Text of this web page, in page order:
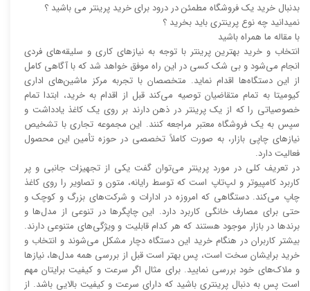
بدنبال خرید یک فروشگاه مطمئن در درود برای خرید پرینتر می باشید ؟
نمیدانید چه نوع پرینتری باید بخرید ؟
با مقاله ما همراه باشید
انتخاب و خرید بهترین پرینتر با توجه به نیاز‌‌های کاری و سلیقه‌های فردی
انجام می‌شود و بی شک کسی در این راه موفق خواهد شد که با آگاهی کامل
از این دستگاه‌ها اقدام نماید. متخصصان با تجربه مرکز ماشین‌های اداری
کیومیتا به تمام متقاضیان توصیه می‌کند قبل از اقدام به خرید، ابتدا تمام
خصوصیاتی را که از یک پرینتر در ذهن دارند بر روی یک کاغذ یادداشت و
سپس به یک فروشگاه معتبر مراجعه کنند. این مجموعه تجاری با تشخیص
نیاز‌‌های چاپی بازار، به صورت کاملاً تخصصی در حوزه تأمین این محصول
فعالیت دارد.
در تعریف کلی در مورد پرینتر می‌توان گفت یکی از تجهیزات جانبی و پر
کاربرد کامپیوتر و لپ‌تاپ است که توسط رایانه، متون و تصاویر را روی کاغذ
چاپ می‌کند. دستگاهی که امروزه در ادارات و شرکت‌های بزرگ و کوچک و
حتی برای مصارف خانگی کاربرد دارد. این چاپگر‌ها در تنوعی از مدل‌ها و
برند‌ها در بازار موجود هستند که هر کدام قابلیت و ویژگی‌های متنوعی دارند.
بیشتر کاربران در هنگام خرید این دستگاه دچار مشکل می‌شوند و انتخاب و
خرید برایشان سخت است، پس بهتر است قبل از بررسی همه مدل‌ها، نیاز‌ها
و ملاک‌های خود بررسی نمایید. برای مثال اگر سرعت و کیفیت برایتان مهم
است پس به دنبال پرینتری باشید که دارای سرعت و کیفیت بالایی باشد. از